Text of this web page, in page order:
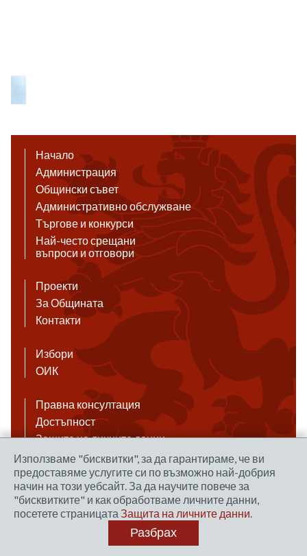
Начало
Администрация
Общински съвет
Административно обслужване
Търгове и конкурси
Най-често срещани
въпроси и отговори
Проекти
За Общината
Контакти
Избори
ОИК
Правна консултация
Достъпност
Защита на личните данни
Антикорупция
Връзки
Правила за ползване на сайта
Уеб дизайн и хостинг: NEO MEDIA
Използваме "бисквитки", за да гарантираме, че ви
предоставяме услугите си по възможно най-добрия
начин на този уебсайт. За да научите повече за
"бисквитките" и как обработваме личните данни,
посетете страницата Защита на личните данни.
Разбрах